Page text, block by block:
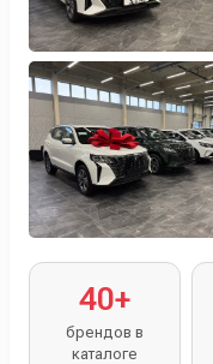
40+
брендов в
каталоге